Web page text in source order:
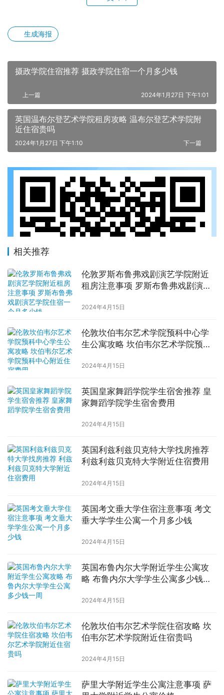
生成海报
摄政学院住宿推荐 摄政学院住宿一个月多少钱
上一篇 2024年1月27日 下午1:01
英国温布尔登艺术学院租房攻略 温布尔登艺术学院附
近住宿贵吗
下一篇
2024年1月27日 下午1:10
相关推荐
伦敦罗斯布鲁弗戏剧演艺学院附近
租房注意事项 罗斯布鲁弗戏剧演艺
2024年4月15日
伦敦坎伯韦尔艺术学院预科中心学
生公寓攻略 坎伯韦尔艺术学院预科
2024年4月15日
英国皇家舞蹈学院学生宿舍推荐 皇
家舞蹈学院学生宿舍费用
2024年4月15日
英国利兹利兹贝克特大学找房推荐
利兹利兹贝克特大学附近住宿费用
2024年4月15日
英国考文垂大学住宿注意事项 考文
垂大学学生公寓一个月多少钱
2024年4月15日
英国布鲁内尔大学附近学生公寓攻
略 布鲁内尔大学学生公寓多少钱一
2024年4月15日
伦敦坎伯韦尔艺术学院住宿攻略 坎
伯韦尔艺术学院附近住宿贵吗
2024年4月15日
萨里大学附近学生公寓注意事项 萨